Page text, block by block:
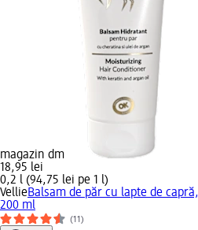
magazin dm
18,95 lei
0,2 l (94,75 lei pe 1 l)
VellieBalsam de păr cu lapte de capră,
200 ml
(11)